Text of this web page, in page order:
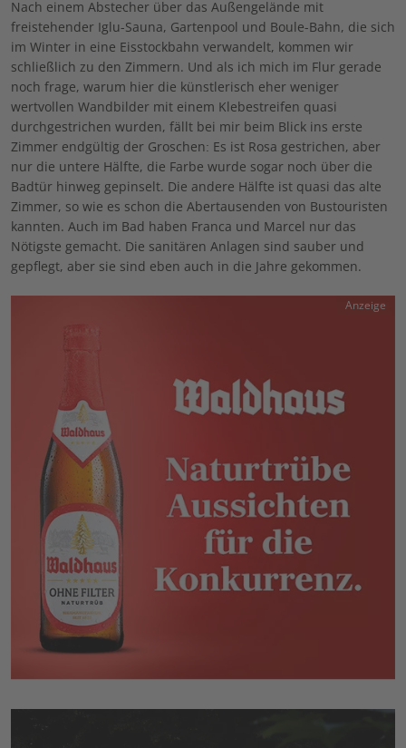
Nach einem Abstecher über das Außengelände mit
freistehender Iglu-Sauna, Gartenpool und Boule-Bahn, die sich
im Winter in eine Eisstockbahn verwandelt, kommen wir
schließlich zu den Zimmern. Und als ich mich im Flur gerade
noch frage, warum hier die künstlerisch eher weniger
wertvollen Wandbilder mit einem Klebestreifen quasi
durchgestrichen wurden, fällt bei mir beim Blick ins erste
Zimmer endgültig der Groschen: Es ist Rosa gestrichen, aber
nur die untere Hälfte, die Farbe wurde sogar noch über die
Badtür hinweg gepinselt. Die andere Hälfte ist quasi das alte
Zimmer, so wie es schon die Abertausenden von Bustouristen
kannten. Auch im Bad haben Franca und Marcel nur das
Nötigste gemacht. Die sanitären Anlagen sind sauber und
gepflegt, aber sie sind eben auch in die Jahre gekommen.
Anzeige